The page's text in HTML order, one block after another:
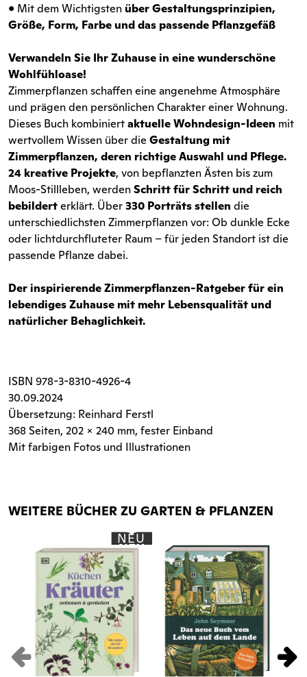
• Mit dem Wichtigstenüber Gestaltungsprinzipien,
Größe, Form, Farbe und das passende Pflanzgefäß
Verwandeln Sie Ihr Zuhause in eine wunderschöne
Wohlfühloase!
Zimmerpflanzen schaffen eine angenehme Atmosphäre
und prägen den persönlichen Charakter einer Wohnung.
Dieses Buch kombiniertaktuelle Wohndesign-Ideen mit
wertvollem Wissen über die Gestaltung mit
Zimmerpflanzen, deren richtige Auswahl und Pflege.
24 kreative Projekte, von bepflanzten Ästen bis zum
Moos-Stillleben, werdenSchritt für Schritt und reich
bebilderterklärt. Über330 Porträts stellen die
unterschiedlichsten Zimmerpflanzen vor: Ob dunkle Ecke
oder lichtdurchfluteter Raum – für jeden Standort ist die
passende Pflanze dabei.
Der inspirierende Zimmerpflanzen-Ratgeber für ein
lebendiges Zuhause mit mehr Lebensqualität und
natürlicher Behaglichkeit.
ISBN 978-3-8310-4926-4
30.09.2024
Übersetzung: Reinhard Ferstl
368 Seiten, 202 x 240 mm, fester Einband
Mit farbigen Fotos und Illustrationen
WEITERE BÜCHER ZU GARTEN & PFLANZEN
NEU